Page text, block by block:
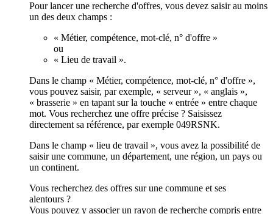
Pour lancer une recherche d'offres, vous devez saisir au moins
un des deux champs :
« Métier, compétence, mot-clé, n° d'offre »
ou
« Lieu de travail ».
Dans le champ « Métier, compétence, mot-clé, n° d'offre »,
vous pouvez saisir, par exemple, « serveur », « anglais »,
« brasserie » en tapant sur la touche « entrée » entre chaque
mot. Vous recherchez une offre précise ? Saisissez
directement sa référence, par exemple 049RSNK.
Dans le champ « lieu de travail », vous avez la possibilité de
saisir une commune, un département, une région, un pays ou
un continent.
Vous recherchez des offres sur une commune et ses
alentours ?
Vous pouvez y associer un rayon de recherche compris entre